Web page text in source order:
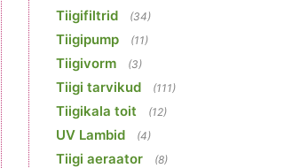
Tiigifiltrid (34)
Tiigipump (11)
Tiigivorm (3)
Tiigi tarvikud (111)
Tiigikala toit (12)
UV Lambid (4)
Tiigi aeraator (8)